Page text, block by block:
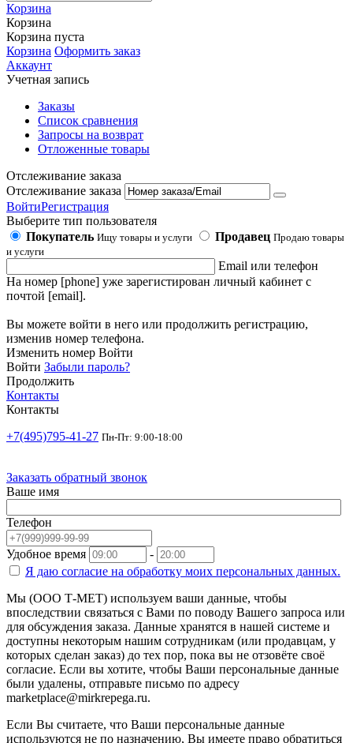
Корзина
Корзина
Корзина пуста
Корзина Оформить заказ
Аккаунт
Учетная запись
Заказы
Список сравнения
Запросы на возврат
Отложенные товары
Отслеживание заказа
Отслеживание заказа
ВойтиРегистрация
Выберите тип пользователя
Покупатель Ищу товары и услуги Продавец Продаю товары
и услуги
Email или телефон
На номер [phone] уже зарегистирован личный кабинет с
почтой [email].
Вы можете войти в него или продолжить регистрацию,
изменив номер телефона.
Изменить номер Войти
Войти Забыли пароль?
Продолжить
Контакты
Контакты
+7(495)795-41-27 Пн-Пт: 9:00-18:00
Заказать обратный звонок
Ваше имя
Телефон
Удобное время
-
Я даю согласие на обработку моих персональных данных.
Мы (ООО Т-МЕТ) используем ваши данные, чтобы
впоследствии связаться с Вами по поводу Вашего запроса или
для обсуждения заказа. Данные хранятся в нашей системе и
доступны некоторым нашим сотрудникам (или продавцам, у
которых сделан заказ) до тех пор, пока вы не отзовёте своё
согласие. Если вы хотите, чтобы Ваши персональные данные
были удалены, отправьте письмо по адресу
marketplace@mirkrepega.ru.
Если Вы считаете, что Ваши персональные данные
используются не по назначению, Вы имеете право обратиться